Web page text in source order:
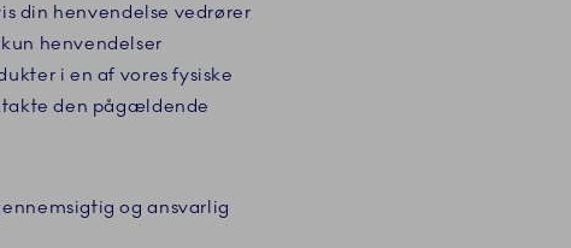
din henvendelse vedrører
henvendelser
i en af vores fysiske
den pågældende
og ansvarlig